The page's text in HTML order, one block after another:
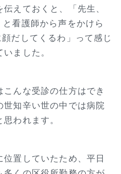
えておくと、「先生、
看護師から声をかけら
だしてくるわ」って感じ
ました。
んな受診の仕方はでき
知辛い世の中では病院
われます。
置していたため、平日